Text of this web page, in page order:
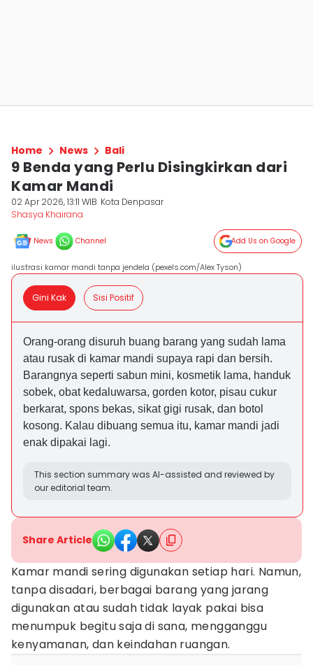
Home News Bali
9 Benda yang Perlu Disingkirkan dari
Kamar Mandi
02 Apr 2026, 13:11 WIB Kota Denpasar
Shasya Khairana
News Channel Add Us on Google
ilustrasi kamar mandi tanpa jendela (pexels.com/Alex Tyson)
Gini Kak Sisi Positif
Orang-orang disuruh buang barang yang sudah lama
atau rusak di kamar mandi supaya rapi dan bersih.
Barangnya seperti sabun mini, kosmetik lama, handuk
sobek, obat kedaluwarsa, gorden kotor, pisau cukur
berkarat, spons bekas, sikat gigi rusak, dan botol
kosong. Kalau dibuang semua itu, kamar mandi jadi
enak dipakai lagi.
This section summary was AI-assisted and reviewed by
our editorial team.
Share Article
Kamar mandi sering digunakan setiap hari. Namun,
tanpa disadari, berbagai barang yang jarang
digunakan atau sudah tidak layak pakai bisa
menumpuk begitu saja di sana, mengganggu
kenyamanan, dan keindahan ruangan.